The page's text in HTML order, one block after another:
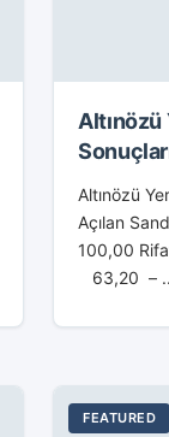
Altınözü
Açılan
63,20 –
FEATURED